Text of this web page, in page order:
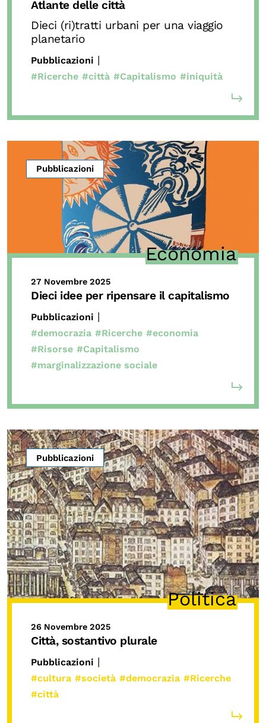
Atlante delle città
Dieci (ri)tratti urbani per una viaggio
planetario
Pubblicazioni |
#Ricerche #città #Capitalismo #iniquità
Pubblicazioni
Economia
27 Novembre 2025
Dieci idee per ripensare il capitalismo
Pubblicazioni |
#democrazia #Ricerche #economia
#Risorse #Capitalismo
#marginalizzazione sociale
Pubblicazioni
Politica
26 Novembre 2025
Città, sostantivo plurale
Pubblicazioni |
#cultura #società #democrazia #Ricerche
#città